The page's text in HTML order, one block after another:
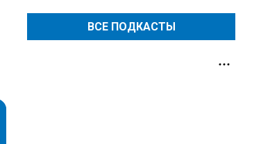
ВСЕ ПОДКАСТЫ